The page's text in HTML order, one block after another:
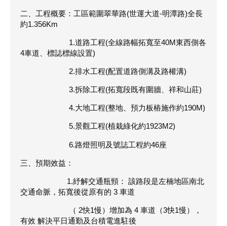
二、工程概要：工區範圍翠華路(世運大道-明潭路)全長
約1.356Km
1.道路工程(全線路幅拓寬至40M東西側各
4車道、標誌標線設置)
2.排水工程(配置道路側溝及路權溝)
3.拆除工程(拓寬段既有圍牆、祥和山莊)
4.大地工程(整地、預力板樁施作約190M)
5.景觀工程(植栽綠化約1923M2)
6.路燈照明及號誌工程約46座
三、預期效益：
1.紓解交通瓶頸： 該路段是左楠地區南北
交通命脈，拓寬後從原有的 3 車道
（ 2快1慢）增加為 4 車道（3快1慢），
有效 解決平日通勤及台積電進駐後